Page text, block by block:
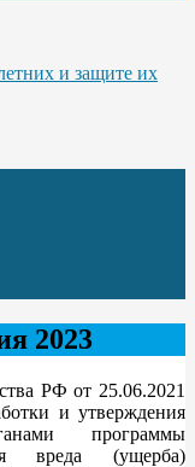
и защите их
2023
РФ от 25.06.2021
и утверждения
программы
вреда (ущерба)